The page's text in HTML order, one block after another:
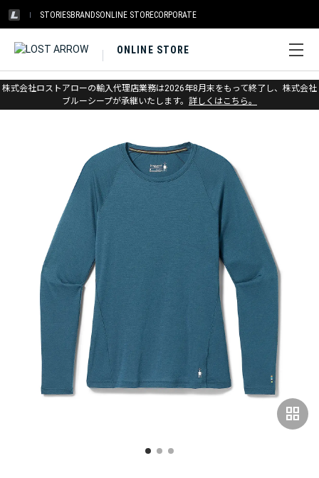
STORIESBRANDSONLINE STORECORPORATE
ONLINE STORE
株式会社ロストアローの輸入代理店業務は2026年8月末をもって終了し、株式会社
ブルーシープが承継いたします。 詳しくはこちら。
ホーム > スマートウール > アパレル > ベースレイヤー
grid_view